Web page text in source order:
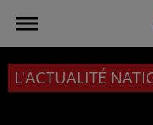
L'ACTUALITÉ